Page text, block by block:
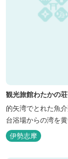
観光旅館わたかの荘
的矢湾でとれた魚
台浴場からの湾を
伊勢志摩